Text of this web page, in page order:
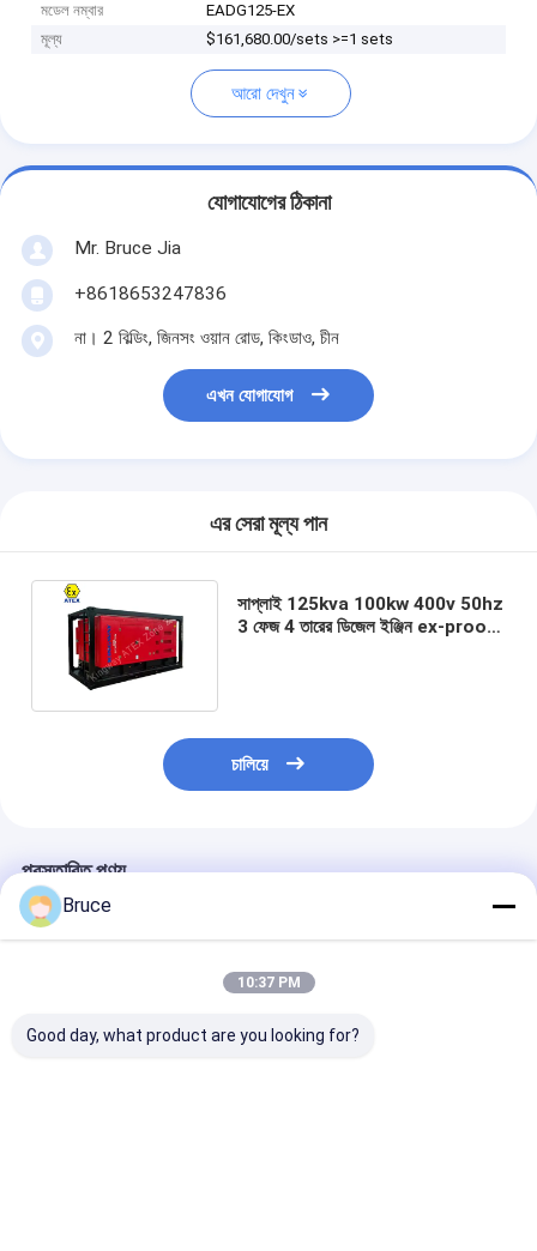
মডেল নম্বার
EADG125-EX
মূল্য
$161,680.00/sets >=1 sets
আরো দেখুন
যোগাযোগের ঠিকানা
Mr. Bruce Jia
+8618653247836
না। 2 বিল্ডিং, জিনসং ওয়ান রোড, কিংডাও, চীন
এখন যোগাযোগ
এর সেরা মূল্য পান
সাপ্লাই 125kva 100kw 400v 50hz
3 ফেজ 4 তারের ডিজেল ইঞ্জিন ex-proof
চালিয়ে
প্রস্তাবিত পণ্য
Bruce
10:37 PM
Good day, what product are you looking for?